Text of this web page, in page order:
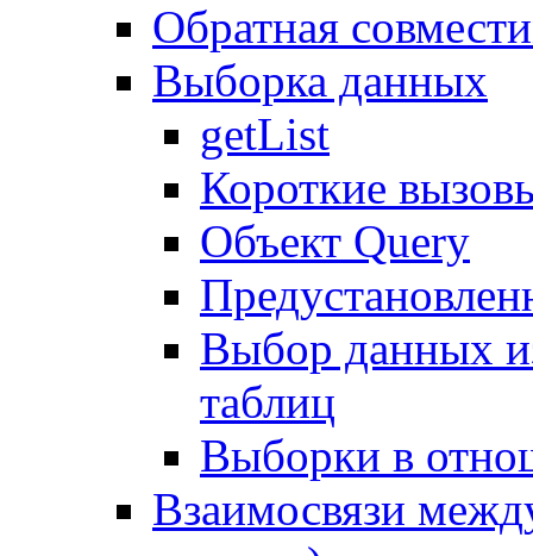
Обратная
Выборка данных
getList
Короткие
Объект Query
Выбор данных
таблиц
Выборки в
Взаимосвязи